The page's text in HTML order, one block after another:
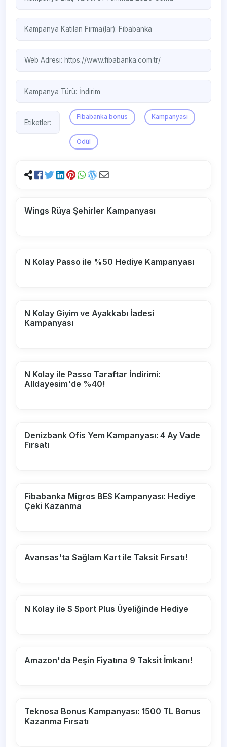
Kampanya Katılan Firma(lar): Fibabanka
Web Adresi: https://www.fibabanka.com.tr/
Kampanya Türü: İndirim
Etiketler:
Fibabanka bonus Kampanyası
Ödül
Wings Rüya Şehirler Kampanyası
N Kolay Passo ile %50 Hediye Kampanyası
N Kolay Giyim ve Ayakkabı İadesi
Kampanyası
N Kolay ile Passo Taraftar İndirimi:
Alldayesim'de %40!
Denizbank Ofis Yem Kampanyası: 4 Ay Vade
Fırsatı
Fibabanka Migros BES Kampanyası: Hediye
Çeki Kazanma
Avansas'ta Sağlam Kart ile Taksit Fırsatı!
N Kolay ile S Sport Plus Üyeliğinde Hediye
Amazon'da Peşin Fiyatına 9 Taksit İmkanı!
Teknosa Bonus Kampanyası: 1500 TL Bonus
Kazanma Fırsatı